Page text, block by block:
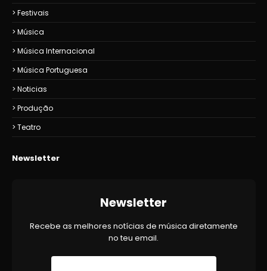
Festivais
Música
Música Internacional
Música Portuguesa
Noticias
Produção
Teatro
Newsletter
Newsletter
Recebe as melhores notícias de música diretamente
no teu email.